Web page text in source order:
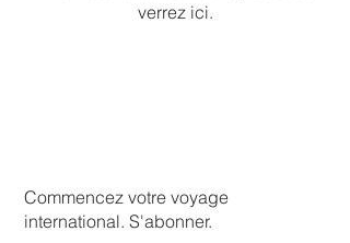
verrez ici.
Commencez votre voyage
international. S'abonner.